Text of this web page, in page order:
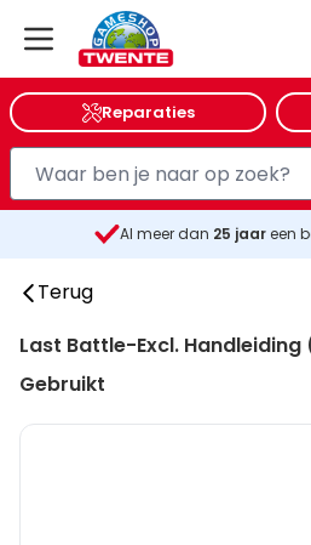
Reparaties
Al meer dan 25 jaareen
Terug
Last Battle-Excl.
Gebruikt